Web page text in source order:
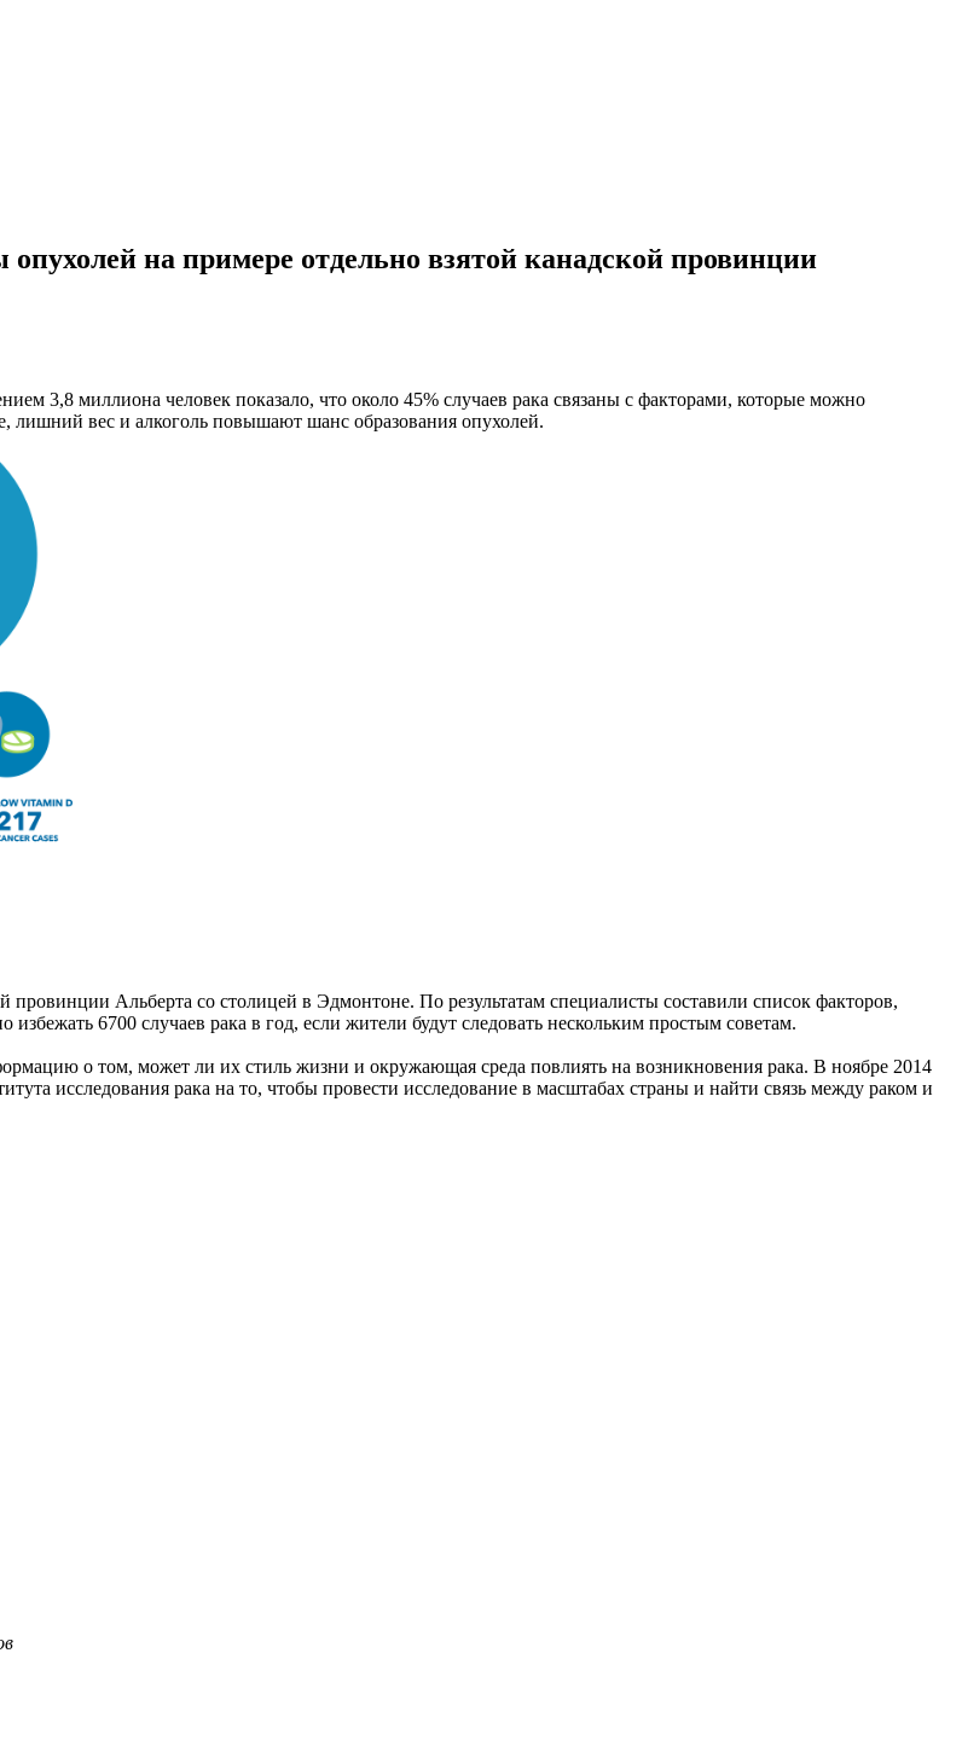
на примере отдельно взятой канадской провинции
3,8 миллиона человек показало, что около 45% случаев рака связаны с факторами, которые можно
лишний вес и алкоголь повышают шанс образования опухолей.
провинции Альберта со столицей в Эдмонтоне. По результатам специалисты составили список факторов,
6700 случаев рака в год, если жители будут следовать нескольким простым советам.
о том, может ли их стиль жизни и окружающая среда повлиять на возникновения рака. В ноябре 2014
исследования рака на то, чтобы провести исследование в масштабах страны и найти связь между раком и